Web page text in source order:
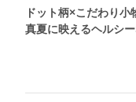
ドット柄×こだわり
真夏に映えるヘルシ